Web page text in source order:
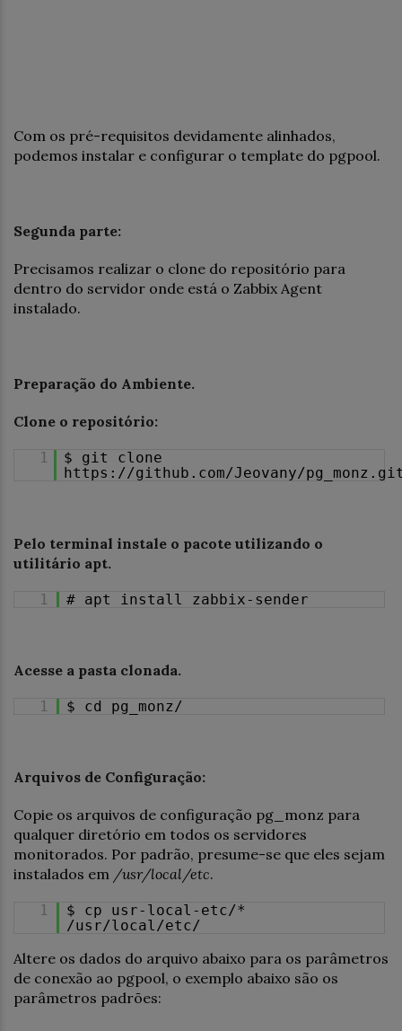
Com os pré-requisitos devidamente alinhados,
podemos instalar e configurar o template do pgpool.
Segunda parte:
Precisamos realizar o clone do repositório para
dentro do servidor onde está o Zabbix Agent
instalado.
Preparação do Ambiente.
Clone o repositório:
1
$ git clone
https://github.com/Jeovany/
Pelo terminal instale o pacote utilizando o
utilitário apt.
1 # apt install zabbix-sender
Acesse a pasta clonada.
1 $ cd pg_monz/
Arquivos de Configuração:
Copie os arquivos de configuração pg_monz para
qualquer diretório em todos os servidores
monitorados. Por padrão, presume-se que eles sejam
instalados em /usr/local/etc.
1
$ cp usr-local-etc/*
/usr/local/etc/
Altere os dados do arquivo abaixo para os parâmetros
de conexão ao pgpool, o exemplo abaixo são os
parâmetros padrões: